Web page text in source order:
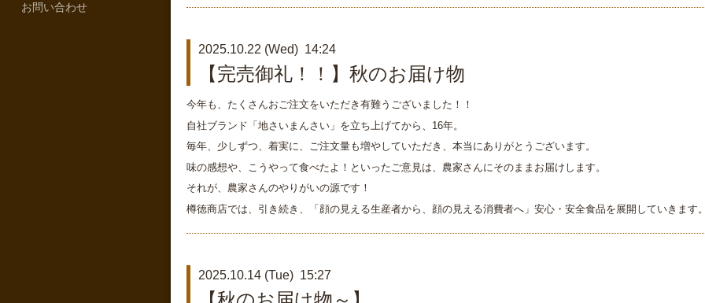
2025.10.22 (Wed) 14:24
【完売御礼！！】秋のお届け物
今年も、たくさんおご注文をいただき有難うございました！！
自社ブランド「地さいまんさい」を立ち上げてから、16年。
毎年、少しずつ、着実に、ご注文量も増やしていただき、本当にありがとうございます。
味の感想や、こうやって食べたよ！といったご意見は、農家さんにそのままお届けします。
それが、農家さんのやりがいの源です！
樽徳商店では、引き続き、「顔の見える生産者から、顔の見える消費者へ」安心・安全食品を展開していきます
2025.10.14 (Tue) 15:27
お問い合わせ